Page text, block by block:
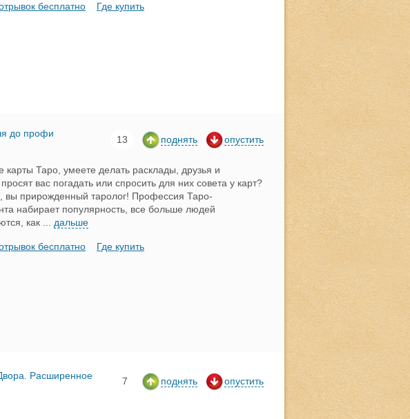
бесплатно Где купить
до профи
13 поднять опустить
карты Таро, умеете делать расклады, друзья и
вас погадать или спросить для них совета у карт?
вы прирожденный таролог! Профессия Таро-
набирает популярность, все больше людей
как
дальше
бесплатно Где купить
Расширенное
7 поднять опустить